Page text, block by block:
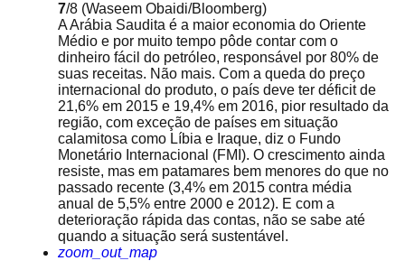
7/8 (Waseem Obaidi/Bloomberg)
A Arábia Saudita é a maior economia do Oriente
Médio e por muito tempo pôde contar com o
dinheiro fácil do petróleo, responsável por 80% de
suas receitas. Não mais. Com a queda do preço
internacional do produto, o país deve ter déficit de
21,6% em 2015 e 19,4% em 2016, pior resultado da
região, com exceção de países em situação
calamitosa como Líbia e Iraque, diz o Fundo
Monetário Internacional (FMI). O crescimento ainda
resiste, mas em patamares bem menores do que no
passado recente (3,4% em 2015 contra média
anual de 5,5% entre 2000 e 2012). E com a
deterioração rápida das contas, não se sabe até
quando a situação será sustentável.
zoom_out_map